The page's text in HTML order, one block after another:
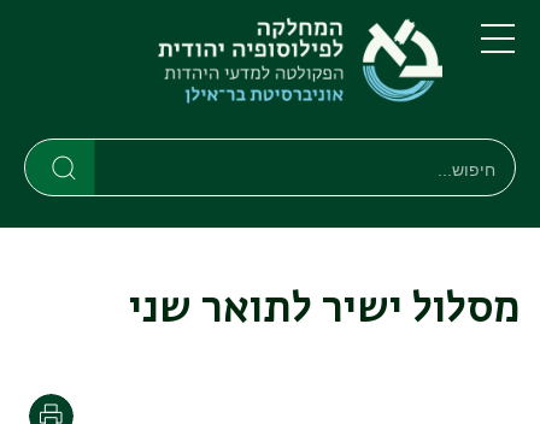
דילוג
לתוכן
העיקרי
דילוג
לתפריט
ניווט
ראשי
תפריט
חיפוש
חיפוש
מסלול ישיר לתואר שני